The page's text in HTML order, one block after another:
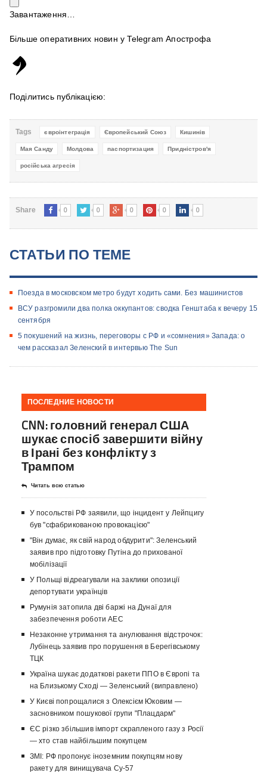
Завантаження…
Більше оперативних новин у Telegram Апострофа
Поділитись публікацією:
Tags євроінтеграція Європейський Союз Кишинів
Мая Санду Молдова паспортизация Придністров'я
російська агресія
Share 0 0 0 0 0
СТАТЬИ ПО ТЕМЕ
Поезда в московском метро будут ходить сами. Без машинистов
ВСУ разгромили два полка оккупантов: ​сводка Генштаба к вечеру 15
сентября
5 покушений на жизнь, переговоры с РФ и «сомнения» Запада: о
чем рассказал Зеленский в интервью The Sun
ПОСЛЕДНИЕ НОВОСТИ
CNN: головний генерал США
шукає спосіб завершити війну
в Ірані без конфлікту з
Трампом
Читать всю статью
У посольстві РФ заявили, що інцидент у Лейпцигу
був "сфабрикованою провокацією"
"Він думає, як свій народ обдурити": Зеленський
заявив про підготовку Путіна до прихованої
мобілізації
У Польщі відреагували на заклики опозиції
депортувати українців
Румунія затопила дві баржі на Дунаї для
забезпечення роботи АЕС
Незаконне утримання та анулювання відстрочок:
Лубінець заявив про порушення в Берегівському
ТЦК
Україна шукає додаткові ракети ППО в Європі та
на Близькому Сході — Зеленський (виправлено)
У Києві попрощалися з Олексієм Юковим —
засновником пошукової групи "Плацдарм"
ЄС різко збільшив імпорт скрапленого газу з Росії
— хто став найбільшим покупцем
ЗМІ: РФ пропонує іноземним покупцям нову
ракету для винищувача Су-57